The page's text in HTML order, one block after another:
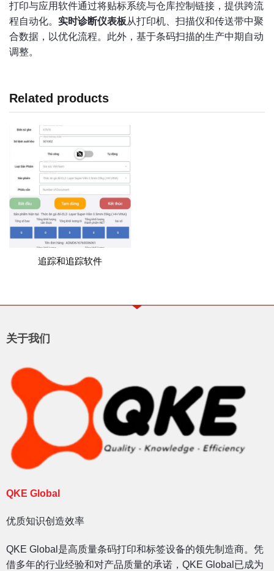
打印与应用软件通过将贴标系统与仓库控制链接，提供跨流
程自动化。 实时诊断仪表板从打印机、扫描仪和传送带中聚
合数据，以优化流程。此外，基于条码扫描的生产中期自动
调整。
Related products
追踪和追踪软件
关于我们
QKE Global
优质知识创造效率
QKE Global是高质量条码打印和标签设备的领先制造商。凭
借多年的行业经验和对产品质量的承诺，QKE Global已成为